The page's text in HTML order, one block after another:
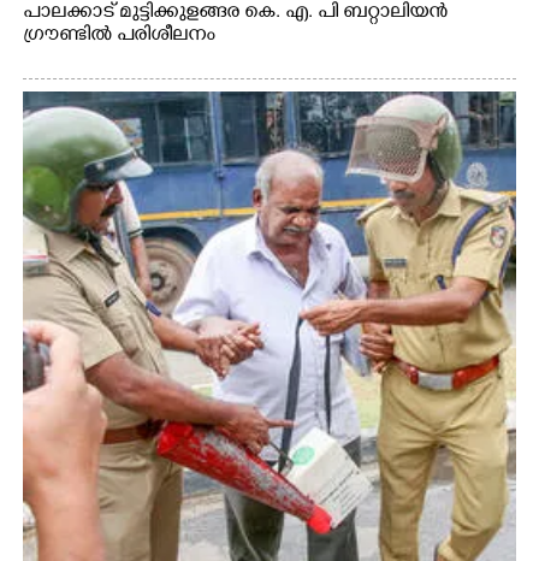
പാലക്കാട് മുട്ടിക്കുളങ്ങര കെ. എ. പി ബറ്റാലിയൻ
ഗ്രൗണ്ടിൽ പരിശീലനം